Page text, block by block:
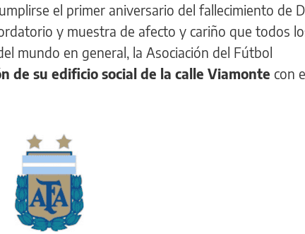
el primer aniversario del fallecimiento de
y muestra de afecto y cariño que todos
mundo en general, la Asociación del Fútbol
de su edificio social de la calle Viamonte con